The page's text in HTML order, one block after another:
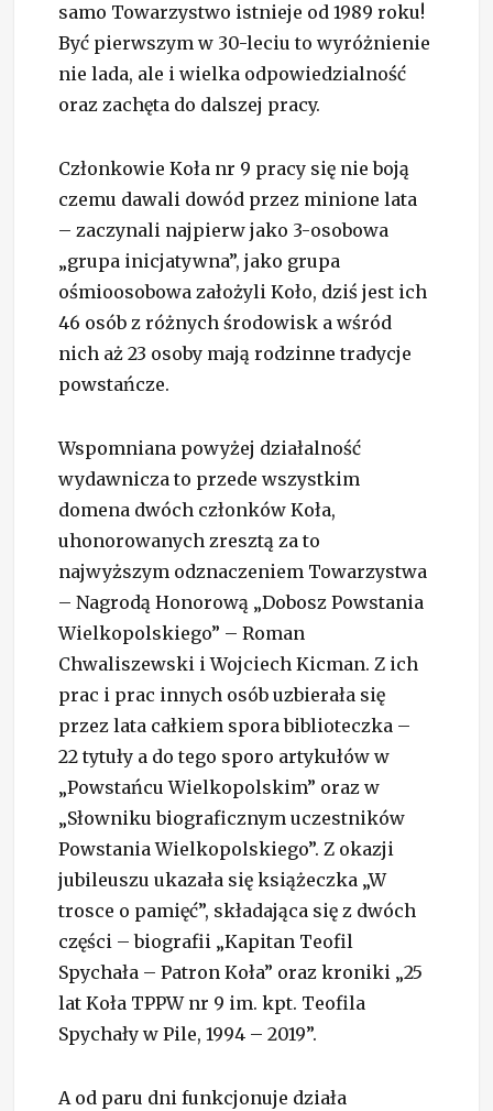
samo Towarzystwo istnieje od 1989 roku!
Być pierwszym w 30-leciu to wyróżnienie
nie lada, ale i wielka odpowiedzialność
oraz zachęta do dalszej pracy.
Członkowie Koła nr 9 pracy się nie boją
czemu dawali dowód przez minione lata
– zaczynali najpierw jako 3-osobowa
„grupa inicjatywna”, jako grupa
ośmioosobowa założyli Koło, dziś jest ich
46 osób z różnych środowisk a wśród
nich aż 23 osoby mają rodzinne tradycje
powstańcze.
Wspomniana powyżej działalność
wydawnicza to przede wszystkim
domena dwóch członków Koła,
uhonorowanych zresztą za to
najwyższym odznaczeniem Towarzystwa
– Nagrodą Honorową „Dobosz Powstania
Wielkopolskiego” – Roman
Chwaliszewski i Wojciech Kicman. Z ich
prac i prac innych osób uzbierała się
przez lata całkiem spora biblioteczka –
22 tytuły a do tego sporo artykułów w
„Powstańcu Wielkopolskim” oraz w
„Słowniku biograficznym uczestników
Powstania Wielkopolskiego”. Z okazji
jubileuszu ukazała się książeczka „W
trosce o pamięć”, składająca się z dwóch
części – biografii „Kapitan Teofil
Spychała – Patron Koła” oraz kroniki „25
lat Koła TPPW nr 9 im. kpt. Teofila
Spychały w Pile, 1994 – 2019”.
A od paru dni funkcjonuje działa